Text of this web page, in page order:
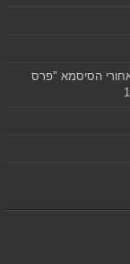
הסיסמא "פרס